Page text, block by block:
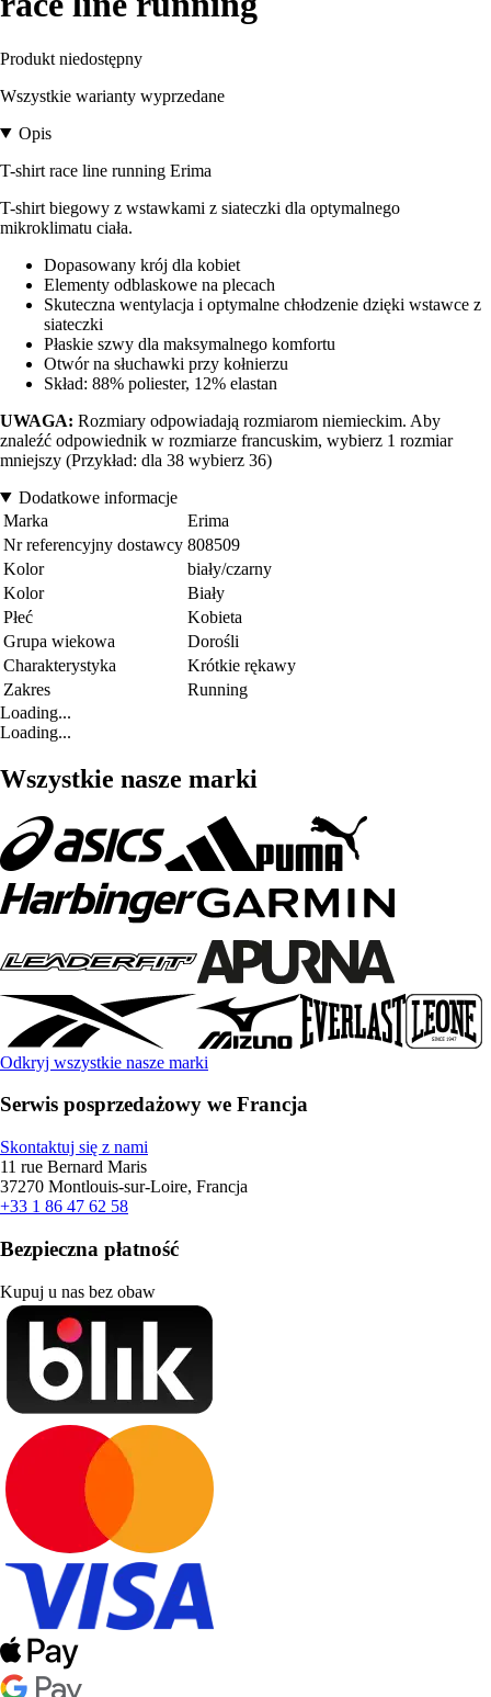
Produkt niedostępny
Wszystkie warianty wyprzedane
Opis
T-shirt race line running Erima
T-shirt biegowy z wstawkami z siateczki dla optymalnego
mikroklimatu ciała.
Dopasowany krój dla kobiet
Elementy odblaskowe na plecach
Skuteczna wentylacja i optymalne chłodzenie dzięki wstawce z
siateczki
Płaskie szwy dla maksymalnego komfortu
Otwór na słuchawki przy kołnierzu
Skład: 88% poliester, 12% elastan
UWAGA: Rozmiary odpowiadają rozmiarom niemieckim. Aby
znaleźć odpowiednik w rozmiarze francuskim, wybierz 1 rozmiar
mniejszy (Przykład: dla 38 wybierz 36)
Dodatkowe informacje
Marka
Erima
Nr referencyjny dostawcy 808509
Kolor
biały/czarny
Kolor
Biały
Płeć
Kobieta
Grupa wiekowa
Dorośli
Charakterystyka
Krótkie rękawy
Zakres
Running
Loading...
Loading...
Wszystkie nasze marki
Odkryj wszystkie nasze marki
Serwis posprzedażowy we Francja
Skontaktuj się z nami
11 rue Bernard Maris
37270 Montlouis-sur-Loire, Francja
+33 1 86 47 62 58
Bezpieczna płatność
Kupuj u nas bez obaw